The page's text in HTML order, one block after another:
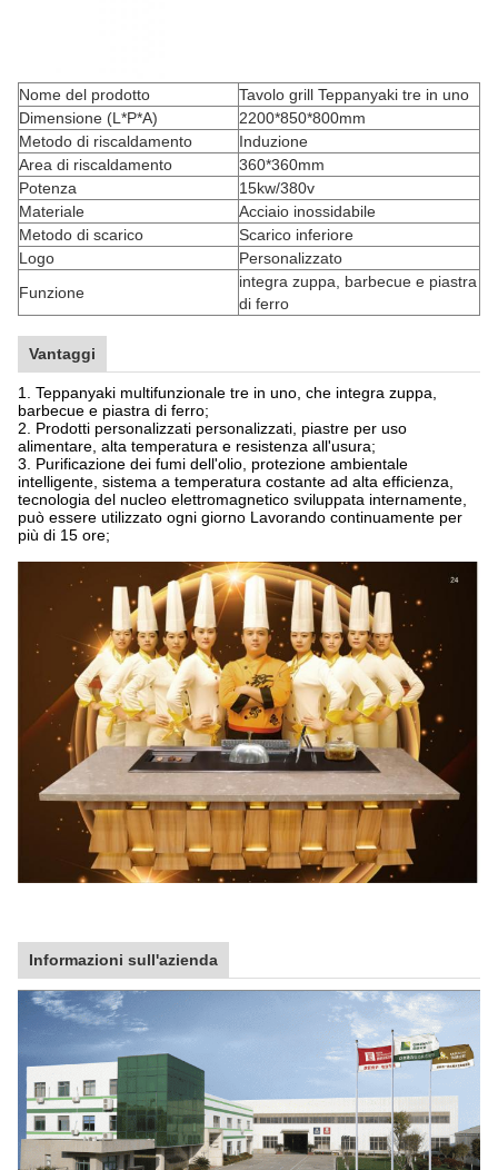
Nome del prodotto
Tavolo grill Teppanyaki tre in uno
Dimensione (L*P*A)
2200*850*800mm
Metodo di riscaldamento
Induzione
Area di riscaldamento
360*360mm
Potenza
15kw/380v
Materiale
Acciaio inossidabile
Metodo di scarico
Scarico inferiore
Logo
Personalizzato
Funzione
integra zuppa, barbecue e piastra
di ferro
Vantaggi
1. Teppanyaki multifunzionale tre in uno, che integra zuppa,
barbecue e piastra di ferro;
2. Prodotti personalizzati personalizzati, piastre per uso
alimentare, alta temperatura e resistenza all'usura;
3. Purificazione dei fumi dell'olio, protezione ambientale
intelligente, sistema a temperatura costante ad alta efficienza,
tecnologia del nucleo elettromagnetico sviluppata internamente,
può essere utilizzato ogni giorno Lavorando continuamente per
più di 15 ore;
Informazioni sull'azienda